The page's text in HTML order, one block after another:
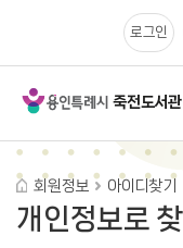
죽전도서관
로그인
회원정보 아이디찾기
개인정보로 찾